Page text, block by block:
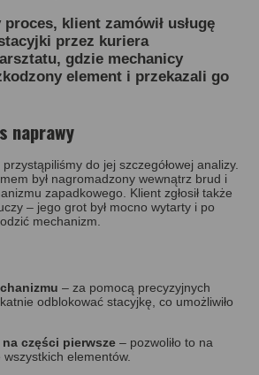
klient zamówił usługę
przez kuriera
gdzie mechanicy
element i przekazali go
naprawy
do jej szczegółowej analizy.
był nagromadzony wewnątrz brud i
zapadkowego. Klient zgłosił także
– jego grot był mocno wytarty i po
mechanizm.
– za pomocą precyzyjnych
odblokować stacyjkę, co umożliwiło
na części pierwsze – pozwoliło to na
elementów.